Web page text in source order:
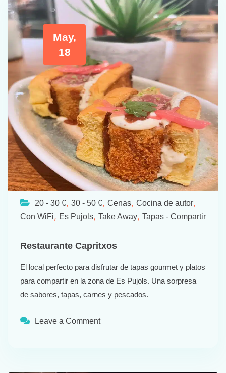
May,
18
20 - 30 €, 30 - 50 €, Cenas, Cocina de autor,
Con WiFi, Es Pujols, Take Away, Tapas - Compartir
Restaurante Capritxos
El local perfecto para disfrutar de tapas gourmet y platos
para compartir en la zona de Es Pujols. Una sorpresa
de sabores, tapas, carnes y pescados.
Leave a Comment